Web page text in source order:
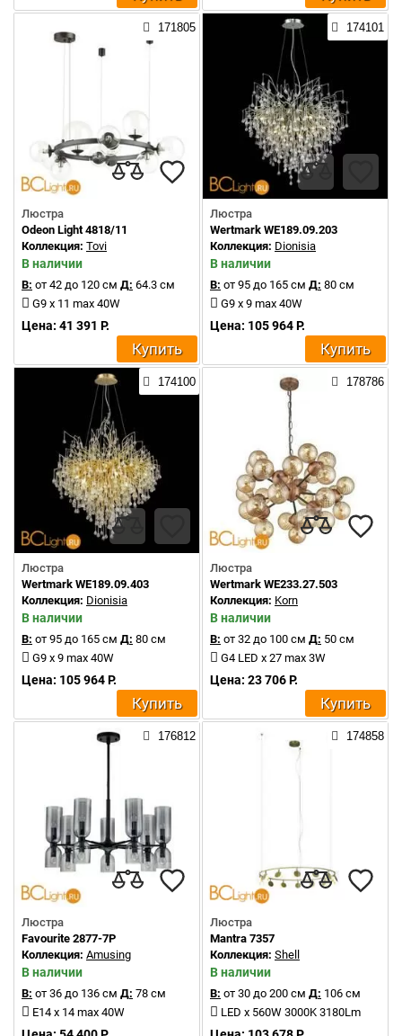
171805
Люстра
Odeon Light 4818/11
Коллекция: Tovi
В наличии
В: от 42 до 120 см Д: 64.3 см
G9 x 11 max 40W
Цена: 41 391 Р.
Купить
174101
Люстра
Wertmark WE189.09.203
Коллекция: Dionisia
В наличии
В: от 95 до 165 см Д: 80 см
G9 x 9 max 40W
Цена: 105 964 Р.
Купить
174100
Люстра
Wertmark WE189.09.403
Коллекция: Dionisia
В наличии
В: от 95 до 165 см Д: 80 см
G9 x 9 max 40W
Цена: 105 964 Р.
Купить
178786
Люстра
Wertmark WE233.27.503
Коллекция: Korn
В наличии
В: от 32 до 100 см Д: 50 см
G4 LED x 27 max 3W
Цена: 23 706 Р.
Купить
176812
Люстра
Favourite 2877-7P
Коллекция: Amusing
В наличии
В: от 36 до 136 см Д: 78 см
E14 x 14 max 40W
174858
Люстра
Mantra 7357
Коллекция: Shell
В наличии
В: от 30 до 200 см Д: 106 см
LED x 560W 3000K 3180Lm